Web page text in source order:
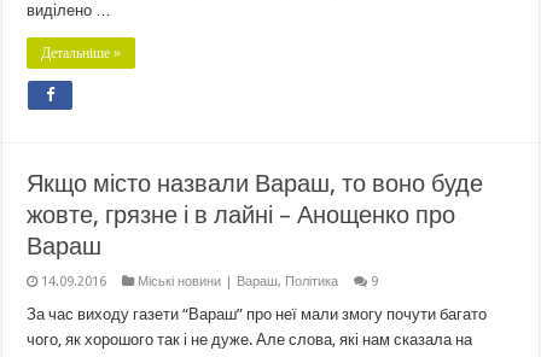
виділено …
Детальніше »
Якщо місто назвали Вараш, то воно буде
жовте, грязне і в лайні – Анощенко про
Вараш
14.09.2016 Міські новини | Вараш, Політика 9
За час виходу газети “Вараш” про неї мали змогу почути багато
чого, як хорошого так і не дуже. Але слова, які нам сказала на